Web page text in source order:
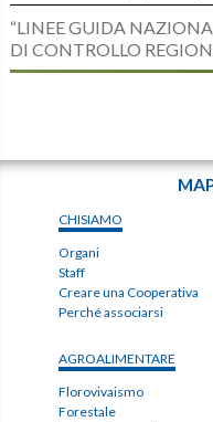
“LINEE GUIDA
DI CONTROLLO
CHISIAMO
Organi
Staff
Creare una Cooperativa
Perché associarsi
AGROALIMENTARE
Florovivaismo
Forestale